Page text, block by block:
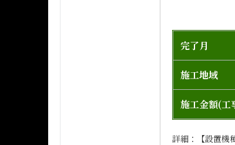
完了月
施工地域
施工金額(工
詳細：【設置機